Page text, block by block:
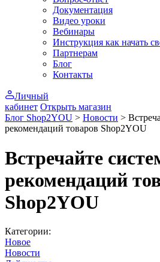
Документация
Видео уроки
Вебинары
Инструкция как начать
Партнерам
Блог
Контакты
Личный
кабинет Открыть магазин
Блог Shop2YOU > Новости >
рекомендаций товаров Shop2YOU
Встречайте
рекомендаций
Shop2YOU
Категории:
Новое
Новости